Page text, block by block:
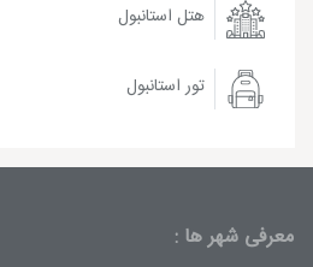
هتل استانبول
تور استانبول
معرفی شهر ها :